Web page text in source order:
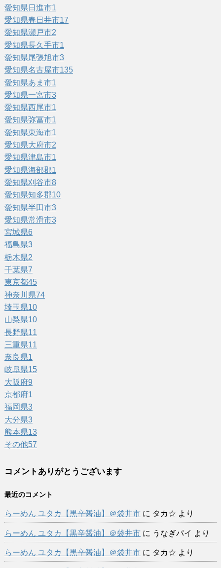
愛知県日進市1
愛知県春日井市17
愛知県瀬戸市2
愛知県長久手市1
愛知県尾張旭市3
愛知県名古屋市135
愛知県あま市1
愛知県一宮市3
愛知県西尾市1
愛知県弥冨市1
愛知県東海市1
愛知県大府市2
愛知県津島市1
愛知県海部郡1
愛知県刈谷市8
愛知県知多郡10
愛知県半田市3
愛知県常滑市3
宮城県6
福島県3
栃木県2
千葉県7
東京都45
神奈川県74
埼玉県10
山梨県10
長野県11
三重県11
奈良県1
岐阜県15
大阪府9
京都府1
福岡県3
大分県3
熊本県13
その他57
コメントありがとうございます
最近のコメント
らーめん ユタカ【黒辛醤油】＠袋井市に タカ☆ より
らーめん ユタカ【黒辛醤油】＠袋井市に うなぎパイ より
らーめん ユタカ【黒辛醤油】＠袋井市に タカ☆ より